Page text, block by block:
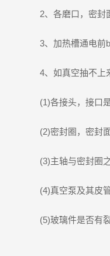
2、各磨口，密封面
3、加热槽通电前bi
4、如真空抽不上来
(1)各接头，接口
(2)密封圈，密封面
(3)主轴与密封圈之
(4)真空泵及其皮管
(5)玻璃件是否有裂